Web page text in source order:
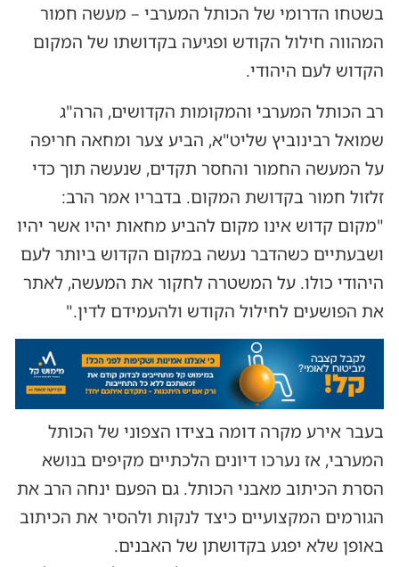
בשטחו הדרומי של הכותל המערבי – מעשה חמור
המהווה חילול הקודש ופגיעה בקדושתו של המקום
הקדוש לעם היהודי.
רב הכותל המערבי והמקומות הקדושים, הרה"ג
שמואל רבינוביץ שליט"א, הביע צער ומחאה חריפה
על המעשה החמור והחסר תקדים, שנעשה תוך כדי
זלזול חמור בקדושת המקום. בדבריו אמר הרב:
"מקום קדוש אינו מקום להביע מחאות יהיו אשר יהיו
ושבעתיים כשהדבר נעשה במקום הקדוש ביותר לעם
היהודי כולו. על המשטרה לחקור את המעשה, לאתר
את הפושעים לחילול הקודש ולהעמידם לדין."
בעבר אירע מקרה דומה בצידו הצפוני של הכותל
המערבי, אז נערכו דיונים הלכתיים מקיפים בנושא
הסרת הכיתוב מאבני הכותל. גם הפעם ינחה הרב את
הגורמים המקצועיים כיצד לנקות ולהסיר את הכיתוב
באופן שלא יפגע בקדושתן של האבנים.